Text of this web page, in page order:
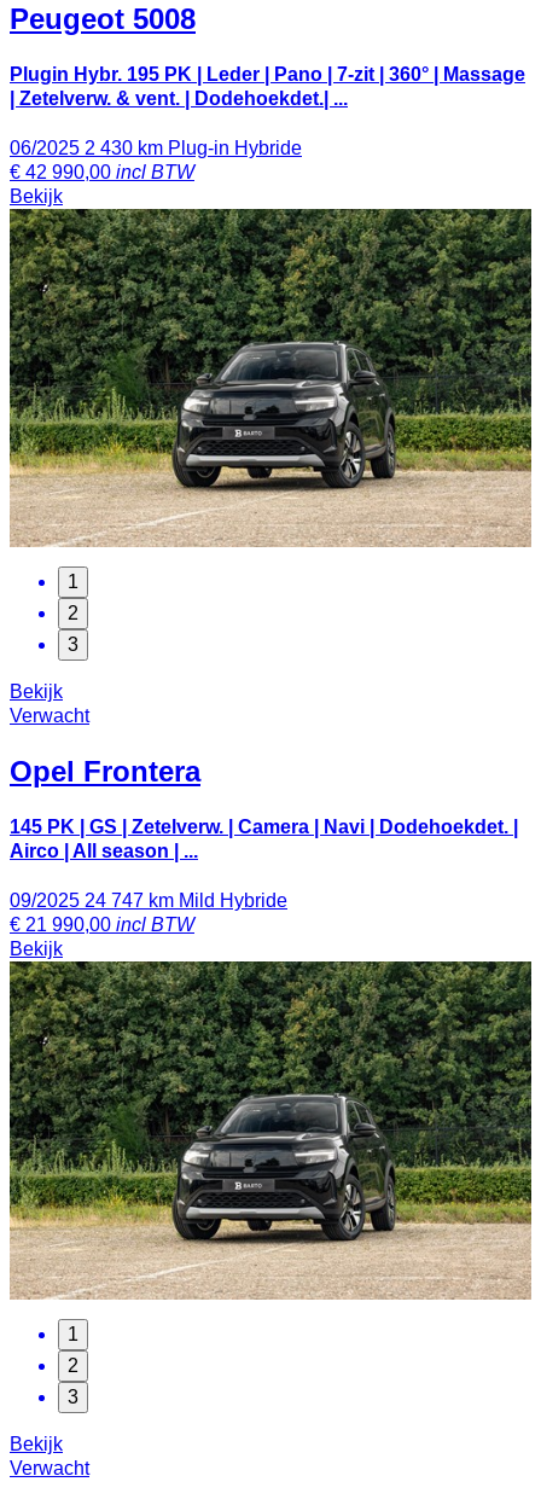
Peugeot 5008
Plugin Hybr. 195 PK | Leder | Pano | 7-zit | 360° | Massage
| Zetelverw. & vent. | Dodehoekdet.| ...
06/2025 2 430 km Plug-in Hybride
€ 42 990,00 incl BTW
Bekijk
1
2
3
Bekijk
Verwacht
Opel Frontera
145 PK | GS | Zetelverw. | Camera | Navi | Dodehoekdet. |
Airco | All season | ...
09/2025 24 747 km Mild Hybride
€ 21 990,00 incl BTW
Bekijk
1
2
3
Bekijk
Verwacht